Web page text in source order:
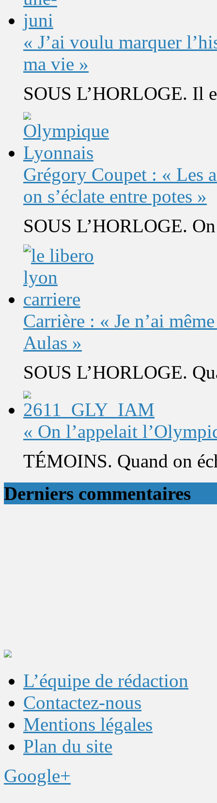
« J’ai voulu marquer
ma vie »
SOUS L’HORLOGE. Il
Grégory Coupet : « Les
on s’éclate entre potes »
SOUS L’HORLOGE.
Carrière : « Je n’ai
Aulas »
SOUS L’HORLOGE.
« On l’appelait
TÉMOINS. Quand on
Derniers commentaires
L’équipe de rédaction
Contactez-nous
Mentions légales
Plan du site
Google+